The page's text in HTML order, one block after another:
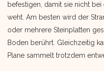
befestigen, damit sie nicht
weht. Am besten wird der
oder mehrere Steinplatten
Boden berührt. Gleichzeitig
Plane sammelt trotzdem